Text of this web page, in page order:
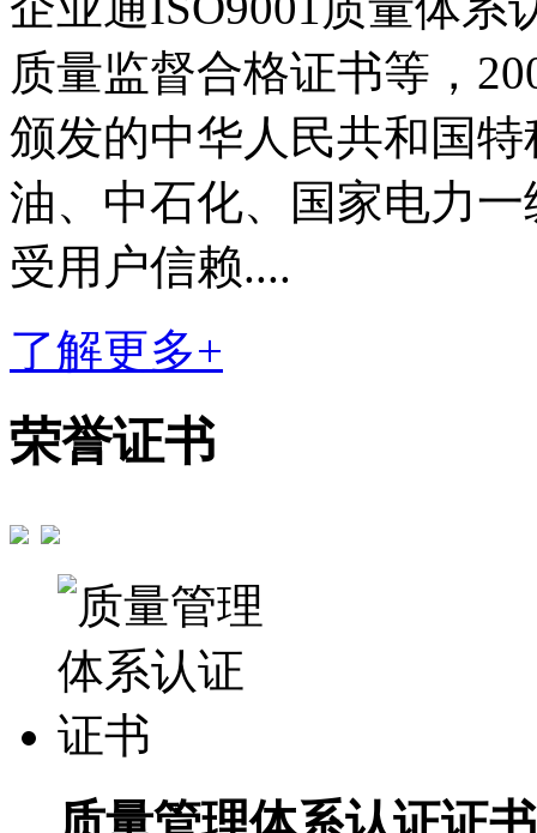
质量监督合格证书等，
颁发的中华人民共和国
油、中石化、国家电力
受用户信赖....
了解更多+
荣誉证书